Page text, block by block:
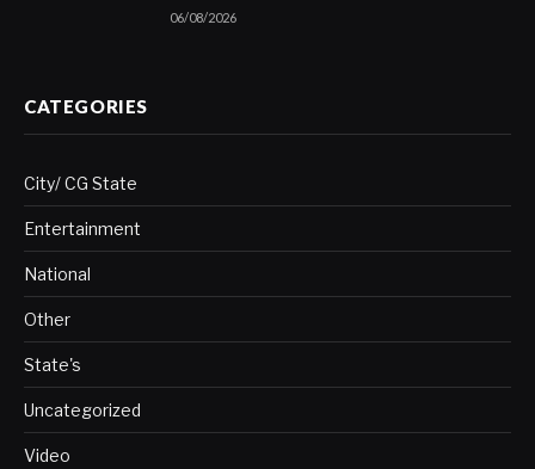
06/08/2026
CATEGORIES
City/ CG State
Entertainment
National
Other
State's
Uncategorized
Video